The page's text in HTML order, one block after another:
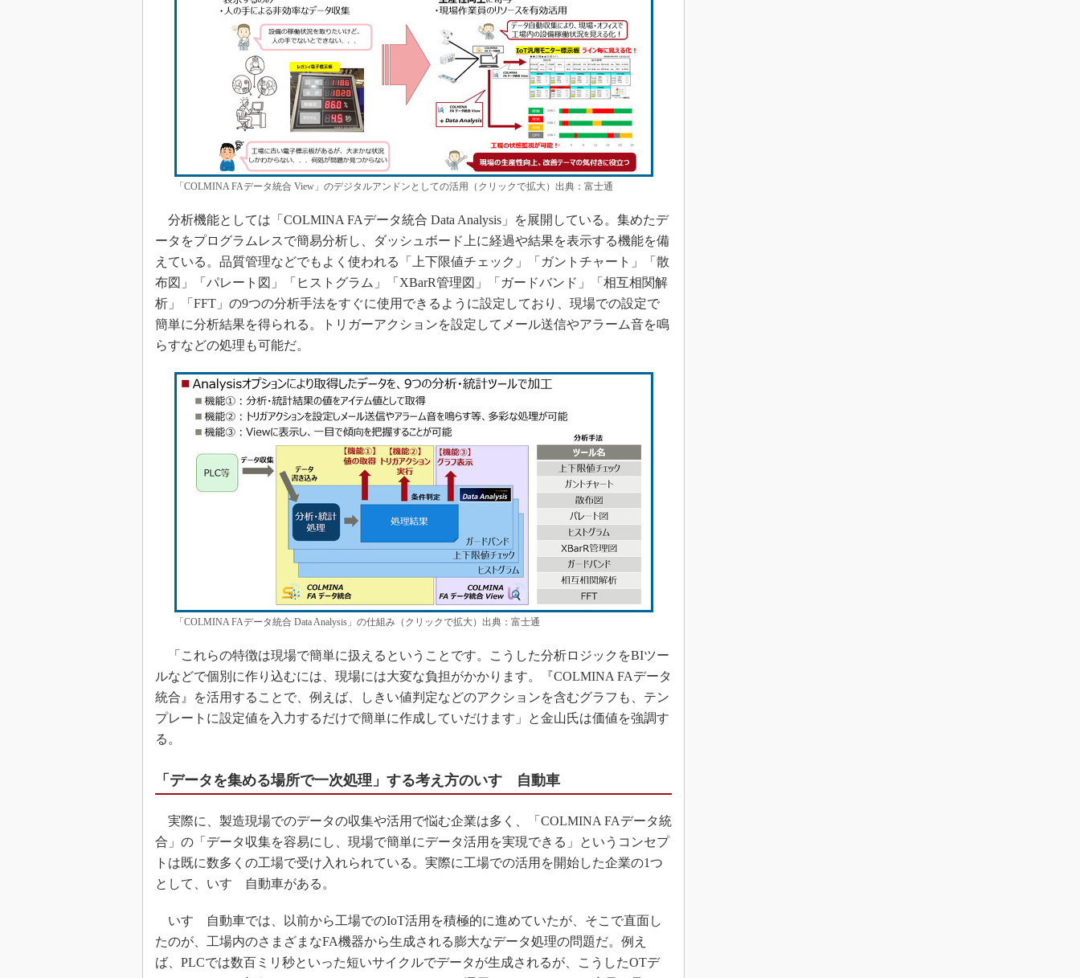
「COLMINA FAデータ統合 View」のデジタルアンドンとしての活用（クリックで拡大）出典：富士通
分析機能としては「COLMINA FAデータ統合 Data Analysis」を展開している。集めたデ
ータをプログラムレスで簡易分析し、ダッシュボード上に経過や結果を表示する機能を備
えている。品質管理などでもよく使われる「上下限値チェック」「ガントチャート」「散
布図」「パレート図」「ヒストグラム」「XBarR管理図」「ガードバンド」「相互相関解
析」「FFT」の9つの分析手法をすぐに使用できるように設定しており、現場での設定で
簡単に分析結果を得られる。トリガーアクションを設定してメール送信やアラーム音を鳴
らすなどの処理も可能だ。
「COLMINA FAデータ統合 Data Analysis」の仕組み（クリックで拡大）出典：富士通
「これらの特徴は現場で簡単に扱えるということです。こうした分析ロジックをBIツー
ルなどで個別に作り込むには、現場には大変な負担がかかります。『COLMINA FAデータ
統合』を活用することで、例えば、しきい値判定などのアクションを含むグラフも、テン
プレートに設定値を入力するだけで簡単に作成していだけます」と金山氏は価値を強調す
る。
「データを集める場所で一次処理」する考え方のいすゞ自動車
実際に、製造現場でのデータの収集や活用で悩む企業は多く、「COLMINA FAデータ統
合」の「データ収集を容易にし、現場で簡単にデータ活用を実現できる」というコンセプ
トは既に数多くの工場で受け入れられている。実際に工場での活用を開始した企業の1つ
として、いすゞ自動車がある。
いすゞ自動車では、以前から工場でのIoT活用を積極的に進めていたが、そこで直面し
たのが、工場内のさまざまなFA機器から生成される膨大なデータ処理の問題だ。例え
ば、PLCでは数百ミリ秒といった短いサイクルでデータが生成されるが、こうしたOTデ